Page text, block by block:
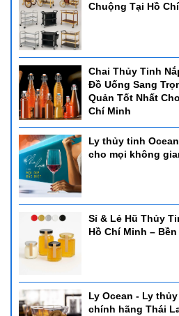
Chuộng Tại Hồ
Chai Thủy Tinh
Đồ Uống Sang
Quản Tốt Nhất
Chí Minh
Ly thủy tinh
cho mọi không
Sỉ & Lẻ Hũ Thủy
Hồ Chí Minh –
Ly Ocean - Ly
chính hãng Thái